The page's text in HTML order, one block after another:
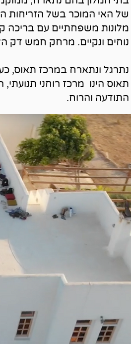
של האי המוכר בשל הזריחות
מלונות משפחתיים עם בריכה
נוחים ונקיים. מרחק חמש דק
נתרגל ונתארח במרכז תאוס,
תאוס הינו מרכז רוחני
התודעה והרוח.